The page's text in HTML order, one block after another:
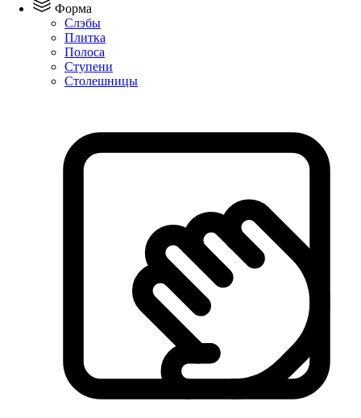
Форма
Слэбы
Плитка
Полоса
Ступени
Столешницы